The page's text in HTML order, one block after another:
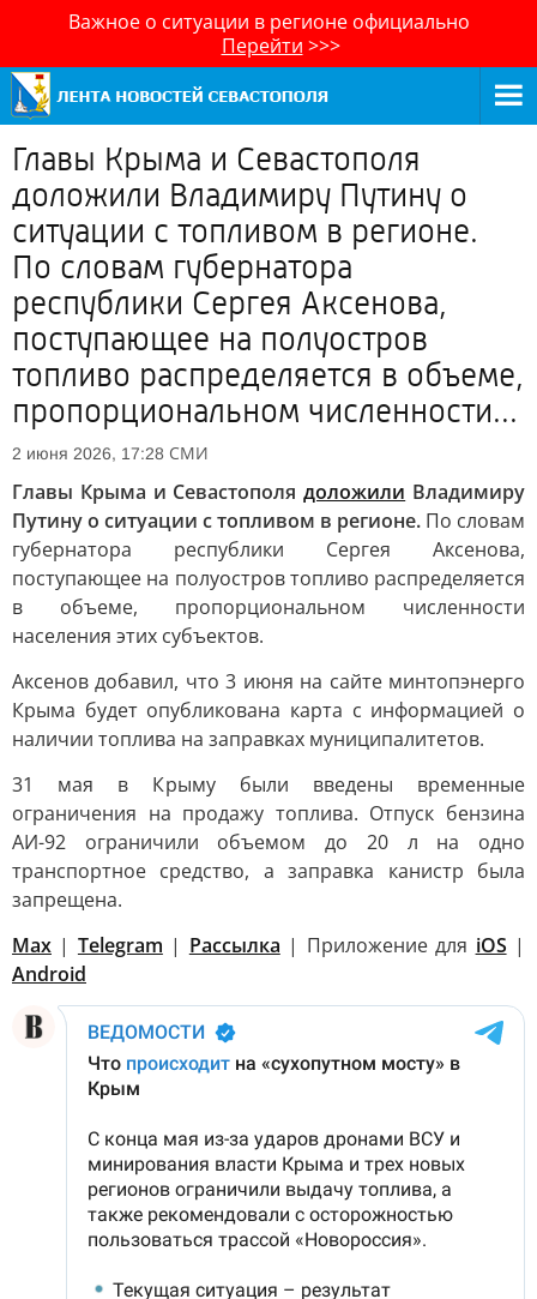
Важное о ситуации в регионе официально
Перейти >>>
Главы Крыма и Севастополя
доложили Владимиру Путину о
ситуации с топливом в регионе.
По словам губернатора
республики Сергея Аксенова,
поступающее на полуостров
топливо распределяется в объеме,
пропорциональном численности...
2 июня 2026, 17:28 СМИ
Главы Крыма и Севастополядоложили Владимиру
Путину о ситуации с топливом в регионе. По словам
губернатора республики Сергея Аксенова,
поступающее на полуостров топливо распределяется
в объеме, пропорциональном численности
населения этих субъектов.
Аксенов добавил, что 3 июня на сайте минтопэнерго
Крыма будет опубликована карта с информацией о
наличии топлива на заправках муниципалитетов.
31 мая в Крыму были введены временные
ограничения на продажу топлива. Отпуск бензина
АИ-92 ограничили объемом до 20 л на одно
транспортное средство, а заправка канистр была
запрещена.
Max | Telegram | Рассылка | Приложение для iOS |
Android